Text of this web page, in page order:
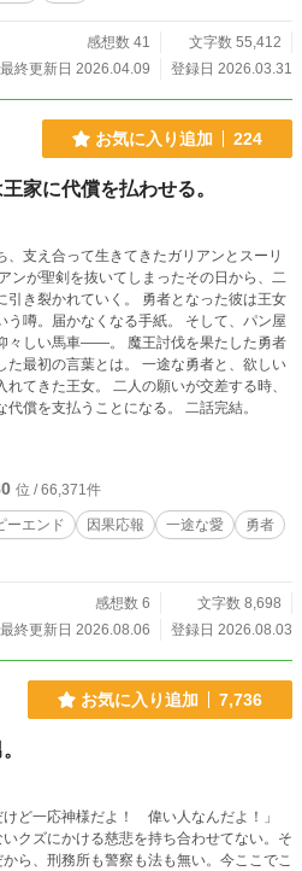
感想数 41
文字数 55,412
最終更新日 2026.04.09
登録日 2026.03.31
お気に入り追加 224
家に代償を払わせる。
、支え合って生きてきたガリアンとスーリ
ンが聖剣を抜いてしまったその日から、二
引き裂かれていく。 勇者となった彼は王女
う噂。届かなくなる手紙。 そして、パン屋
々しい馬車——。 魔王討伐を果たした勇者
た最初の言葉とは。 一途な勇者と、欲しい
れてきた王女。 二人の願いが交差する時、
この国は決定的な代償を支払うことになる。 二話完結。
位 / 66,371件
ーエンド 因果応報 一途な愛
勇者
感想数 6
文字数 8,698
最終更新日 2026.08.06
登録日 2026.08.03
お気に入り追加 7,736
ど一応神様だよ！ 偉い人なんだよ！」
クズにかける慈悲を持ち合わせてない。そ
ら、刑務所も警察も法も無い。今ここでこ